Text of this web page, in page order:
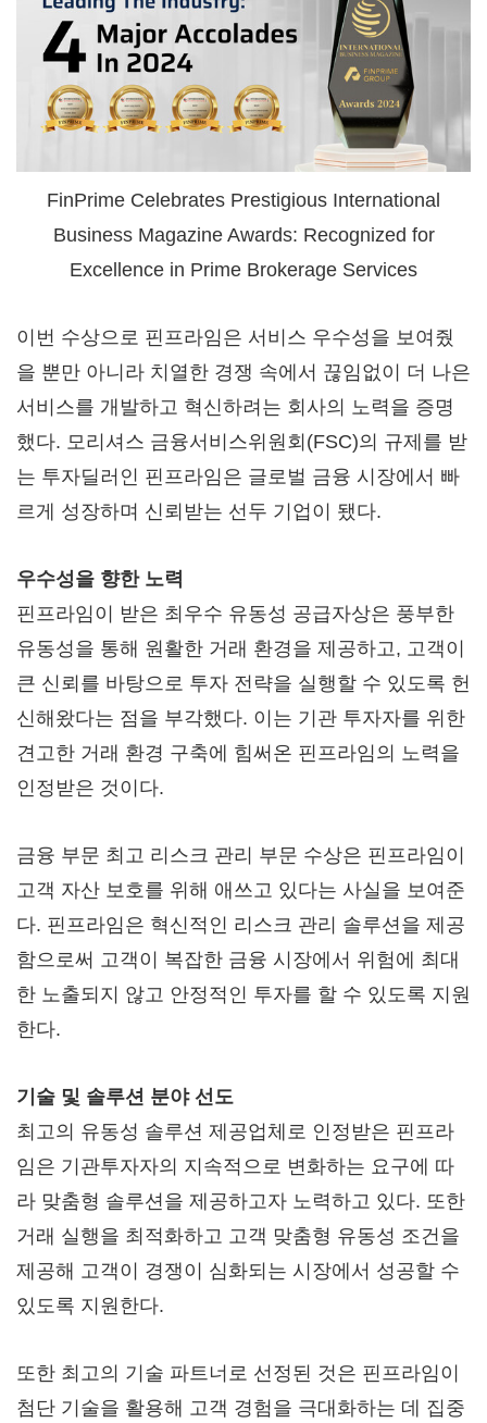
FinPrime Celebrates Prestigious International
Business Magazine Awards: Recognized for
Excellence in Prime Brokerage Services
이번 수상으로 핀프라임은 서비스 우수성을 보여줬
을 뿐만 아니라 치열한 경쟁 속에서 끊임없이 더 나은
서비스를 개발하고 혁신하려는 회사의 노력을 증명
했다. 모리셔스 금융서비스위원회(FSC)의 규제를 받
는 투자딜러인 핀프라임은 글로벌 금융 시장에서 빠
르게 성장하며 신뢰받는 선두 기업이 됐다.
우수성을 향한 노력
핀프라임이 받은 최우수 유동성 공급자상은 풍부한
유동성을 통해 원활한 거래 환경을 제공하고, 고객이
큰 신뢰를 바탕으로 투자 전략을 실행할 수 있도록 헌
신해왔다는 점을 부각했다. 이는 기관 투자자를 위한
견고한 거래 환경 구축에 힘써온 핀프라임의 노력을
인정받은 것이다.
금융 부문 최고 리스크 관리 부문 수상은 핀프라임이
고객 자산 보호를 위해 애쓰고 있다는 사실을 보여준
다. 핀프라임은 혁신적인 리스크 관리 솔루션을 제공
함으로써 고객이 복잡한 금융 시장에서 위험에 최대
한 노출되지 않고 안정적인 투자를 할 수 있도록 지원
한다.
기술 및 솔루션 분야 선도
최고의 유동성 솔루션 제공업체로 인정받은 핀프라
임은 기관투자자의 지속적으로 변화하는 요구에 따
라 맞춤형 솔루션을 제공하고자 노력하고 있다. 또한
거래 실행을 최적화하고 고객 맞춤형 유동성 조건을
제공해 고객이 경쟁이 심화되는 시장에서 성공할 수
있도록 지원한다.
또한 최고의 기술 파트너로 선정된 것은 핀프라임이
첨단 기술을 활용해 고객 경험을 극대화하는 데 집중